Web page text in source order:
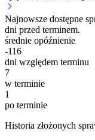
Najnowsze dostępne
dni przed terminem.
średnie opóźnienie
-116
dni względem terminu
7
w terminie
1
po terminie
Historia złożonych